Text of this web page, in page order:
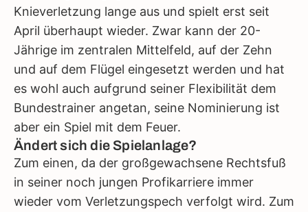
Knieverletzung lange aus und spielt erst seit
April überhaupt wieder. Zwar kann der 20-
Jährige im zentralen Mittelfeld, auf der Zehn
und auf dem Flügel eingesetzt werden und hat
es wohl auch aufgrund seiner Flexibilität dem
Bundestrainer angetan, seine Nominierung ist
aber ein Spiel mit dem Feuer.
Ändert sich die Spielanlage?
Zum einen, da der großgewachsene Rechtsfuß
in seiner noch jungen Profikarriere immer
wieder vom Verletzungspech verfolgt wird. Zum